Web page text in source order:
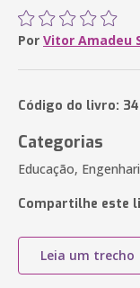
Por Vitor Amadeu
Código do livro:
Categorias
Educação,
Compartilhe este
Leia um trecho